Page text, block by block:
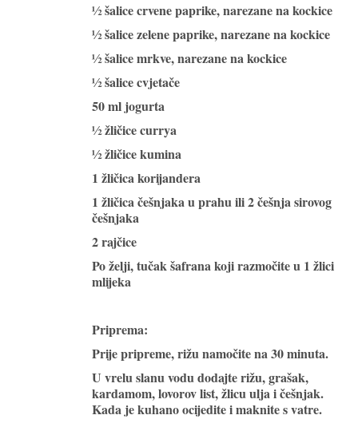
½ šalice crvene paprike, narezane na kockice
½ šalice zelene paprike, narezane na kockice
½ šalice mrkve, narezane na kockice
½ šalice cvjetače
50 ml jogurta
½ žličice currya
½ žličice kumina
1 žličica korijandera
1 žličica češnjaka u prahu ili 2 češnja sirovog
češnjaka
2 rajčice
Po želji, tučak šafrana koji razmočite u 1 žlici
mlijeka
Priprema:
Prije pripreme, rižu namočite na 30 minuta.
U vrelu slanu vodu dodajte rižu, grašak,
kardamom, lovorov list, žlicu ulja i češnjak.
Kada je kuhano ocijedite i maknite s vatre.